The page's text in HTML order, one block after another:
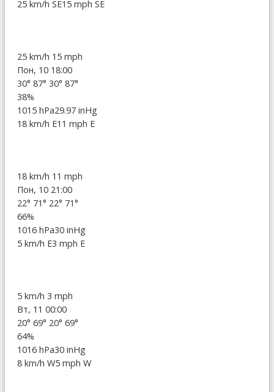
25 km/h SE15 mph SE
25 km/h 15 mph
Пон, 10 18:00
30° 87° 30° 87°
38%
1015 hPa29.97 inHg
18 km/h E11 mph E
18 km/h 11 mph
Пон, 10 21:00
22° 71° 22° 71°
66%
1016 hPa30 inHg
5 km/h E3 mph E
5 km/h 3 mph
Вт, 11 00:00
20° 69° 20° 69°
64%
1016 hPa30 inHg
8 km/h W5 mph W